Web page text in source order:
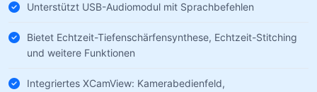
Unterstützt USB-Audiomodul mit Sprachbefehlen
Bietet Echtzeit-Tiefenschärfensynthese, Echtzeit-Stitching
und weitere Funktionen
Integriertes XCamView: Kamerabedienfeld,